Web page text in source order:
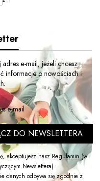
adres e-mail, jeżeli chcesz
informacje o nowościach i
e-mail
DO NEWSLETTERA
akceptujesz nasz Regulamin(w
Newslettera).
danych odbywa się zgodnie z